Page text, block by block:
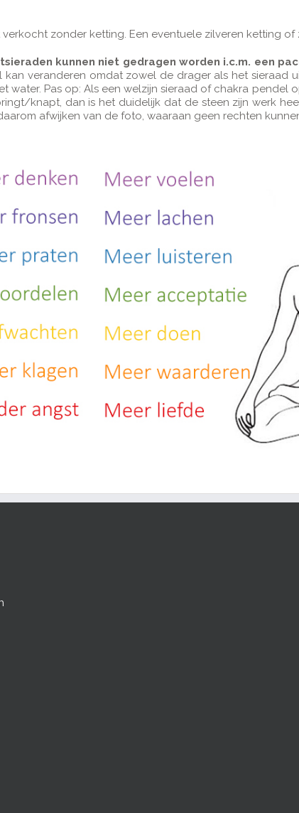
zonder ketting. Een eventuele zilveren ketting
kunnen niet gedragen worden i.c.m. een
kan veranderen omdat zowel de drager als het sieraad
water. Pas op: Als een welzijn sieraad of chakra
knapt, dan is het duidelijk dat de steen zijn werk
afwijken van de foto, waaraan geen rechten